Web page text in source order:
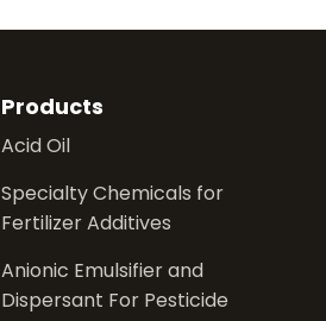
Products
Acid Oil
Specialty Chemicals for
Fertilizer Additives
Anionic Emulsifier and
Dispersant For Pesticide